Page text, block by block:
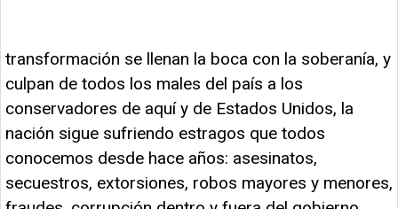
transformación se llenan la boca con la soberanía, y
culpan de todos los males del país a los
conservadores de aquí y de Estados Unidos, la
nación sigue sufriendo estragos que todos
conocemos desde hace años: asesinatos,
secuestros, extorsiones, robos mayores y menores,